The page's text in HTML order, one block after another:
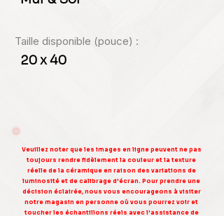
Taille disponible (pouce) :
20 x 40
Veuillez noter que les images en ligne peuvent ne pas
toujours rendre fidèlement la couleur et la texture
réelle de la céramique en raison des variations de
luminosité et de calibrage d'écran. Pour prendre une
décision éclairée, nous vous encourageons à visiter
notre magasin en personne où vous pourrez voir et
toucher les échantillons réels avec l'assistance de